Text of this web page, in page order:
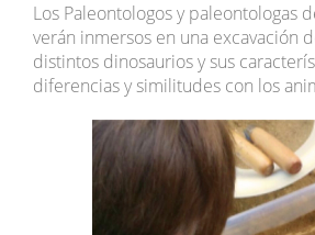
Los Paleontologos y paleontologas
verán inmersos en una excavación
distintos dinosaurios y sus
diferencias y similitudes con los